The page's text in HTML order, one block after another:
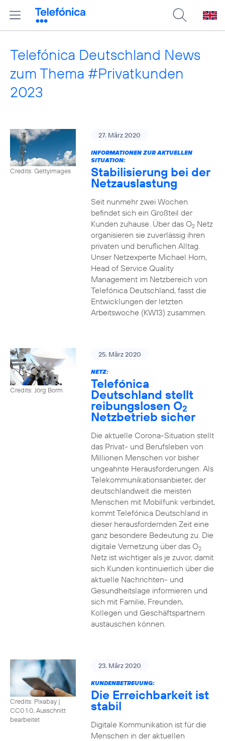
Telefónica Deutschland News
zum Thema #Privatkunden
2023
Credits: Gettyimages
27. März 2020
INFORMATIONEN ZUR AKTUELLEN
SITUATION:
Stabilisierung bei der
Netzauslastung
Seit nunmehr zwei Wochen
befindet sich ein Großteil der
Kunden zuhause. Über das O2Netz
organisieren sie zuverlässig ihren
privaten und beruflichen Alltag.
Unser Netzexperte Michael Horn,
Head of Service Quality
Management im Netzbereich von
Telefónica Deutschland, fasst die
Entwicklungen der letzten
Arbeitswoche (KW13) zusammen.
Credits: Jörg Borm
25. März 2020
NETZ:
Telefónica
Deutschland stellt
reibungslosen O2
Netzbetrieb sicher
Die aktuelle Corona-Situation stellt
das Privat- und Berufsleben von
Millionen Menschen vor bisher
ungeahnte Herausforderungen. Als
Telekommunikationsanbieter, der
deutschlandweit die meisten
Menschen mit Mobilfunk verbindet,
kommt Telefónica Deutschland in
dieser herausfordernden Zeit eine
ganz besondere Bedeutung zu. Die
digitale Vernetzung über das O2
Netz ist wichtiger als je zuvor, damit
sich Kunden kontinuierlich über die
aktuelle Nachrichten- und
Gesundheitslage informieren und
sich mit Familie, Freunden,
Kollegen und Geschäftspartnern
austauschen können.
Credits: Pixabay |
CC0 1.0, Ausschnitt
bearbeitet
23. März 2020
KUNDENBETREUUNG:
Die Erreichbarkeit ist
stabil
Digitale Kommunikation ist für die
Menschen in der aktuellen